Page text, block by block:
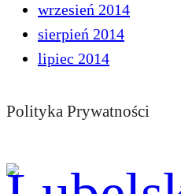
wrzesień 2014
sierpień 2014
lipiec 2014
Polityka Prywatności